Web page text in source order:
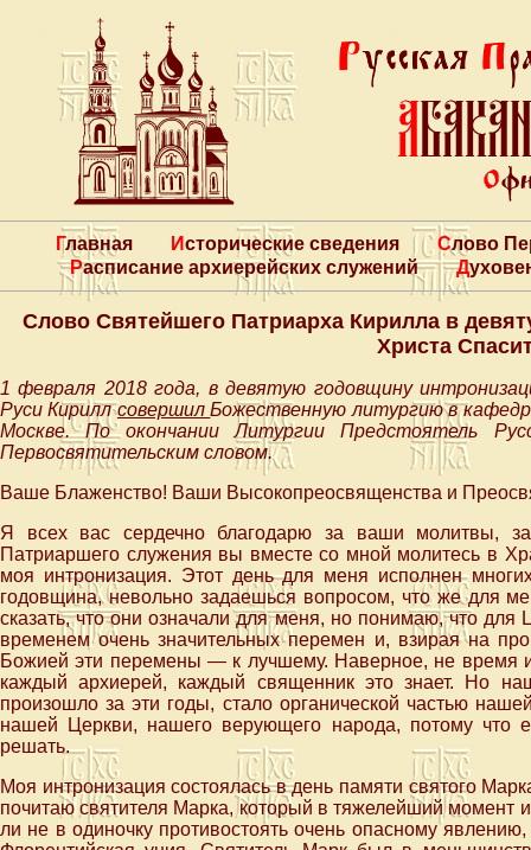
Главная Исторические сведения
Слово
Расписание архиерейских служений
Слово Святейшего Патриарха Кирилла в
Христа
1 февраля 2018 года, в девятую годовщину
Руси КириллсовершилБожественную литургию в
Москве. По окончании Литургии Предстоятель
Первосвятительским словом.
Ваше Блаженство! Ваши Высокопреосвященства и
Я всех вас сердечно благодарю за ваши молитвы,
Патриаршего служения вы вместе со мной молитесь в
моя интронизация. Этот день для меня исполнен
годовщина, невольно задаешься вопросом, что же для
сказать, что они означали для меня, но понимаю, что
временем очень значительных перемен и, взирая на
Божией эти перемены — к лучшему. Наверное, не время
каждый архиерей, каждый священник это знает. Но
произошло за эти годы, стало органической частью
нашей Церкви, нашего верующего народа, потому что
решать.
Моя интронизация состоялась в день памяти святого
почитаю святителя Марка, который в тяжелейший момент
ли не в одиночку противостоять очень опасному